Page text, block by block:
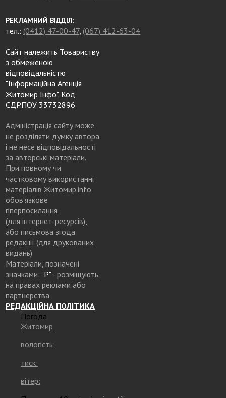
РЕКЛАМНИЙ ВІДДІЛ:
тел.: (0412) 47-00-47, (067) 412-63-04
Сайт належить Товариству
з обмеженою
відповідальністю
"Інформаційна Агенція
Житомир Інфо". Код
ЄДРПОУ 33732896
Адміністрація сайту може
не розділяти думку автора
і не несе відповідальності
за авторські матеріали.
При повному чи
частковому використанні
матеріалів Житомир.info
обов’язкове
гіперпосилання
(для інтернет-ресурсів),
або письмова згода
редакції (для друкованих
видань)
Матеріали, позначені
значками: "Р"- розміщують
на правах реклами або
партнерства
РЕДАКЦІЙНА ПОЛІТИКА
Погода
Житомир
вологість:
тиск:
вітер: